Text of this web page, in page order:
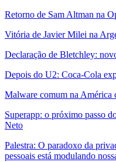
Retorno de Sam Altman na
Vitória de Javier Milei na
Declaração de Bletchley:
Depois do U2: Coca-Cola
Malware comum na América
Superapp: o próximo passo
Neto
Palestra: O paradoxo da
pessoais está modulando